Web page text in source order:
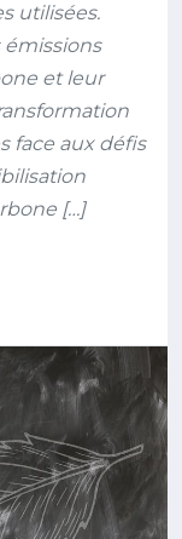
utilisées.
émissions
et leur
face aux défis
[…]